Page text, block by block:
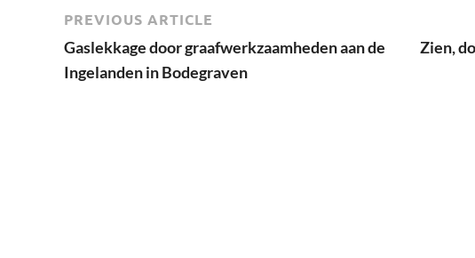
PREVIOUS ARTICLE
Gaslekkage door graafwerkzaamheden aan de
Ingelanden in Bodegraven
Zien,